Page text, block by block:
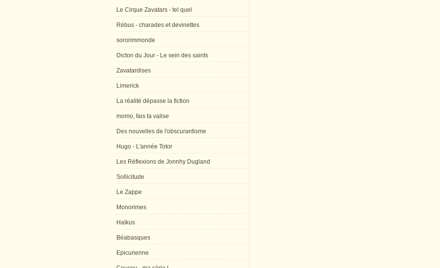
Le Cirque Zavatars - tel quel
Rébus - charades et devinettes
sororimmonde
Dicton du Jour - Le sein des saints
Zavatardises
Limerick
La réalité dépasse la fiction
momo, fais ta valise
Des nouvelles de l'obscurantisme
Hugo - L'année Totor
Les Réflexions de Jonnhy Dugland
Sollicitude
Le Zappe
Monorimes
Haïkus
Béabasques
Epicurienne